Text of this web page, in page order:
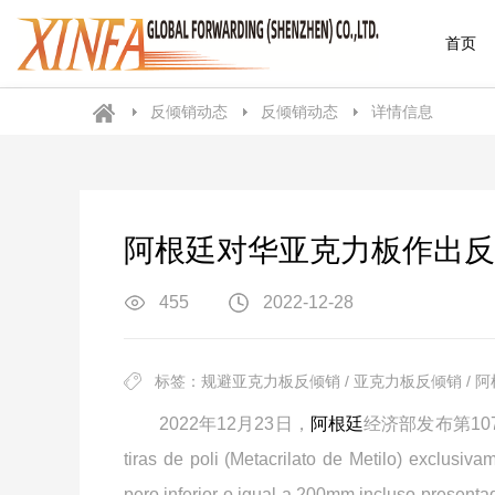
首页
反倾销动态 反倾销动态 详情信息
阿根廷对华亚克力板作出
455 2022-12-28
标签：规避亚克力板反倾销 / 亚克力板反倾销 /
2022年12月23日， 阿根廷经济部发布第
tiras de poli (Metacrilato de Metilo)